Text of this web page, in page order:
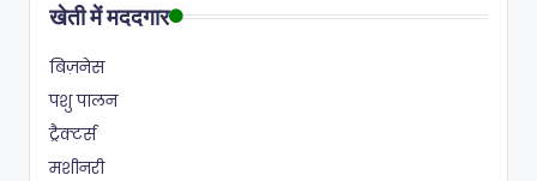
खेती में मददगार
बिज़नेस
पशु पालन
ट्रैक्टर्स
मशीनरी